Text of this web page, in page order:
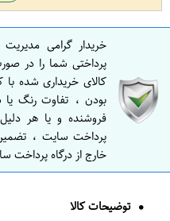
خریدار گرامی
پرداختی شما را در
کالای خریداری شده
بودن ، تفاوت رنگ یا
فروشنده و یا هر
پرداخت سایت ،
خارج از درگاه پرداخت
توضیحات کالا